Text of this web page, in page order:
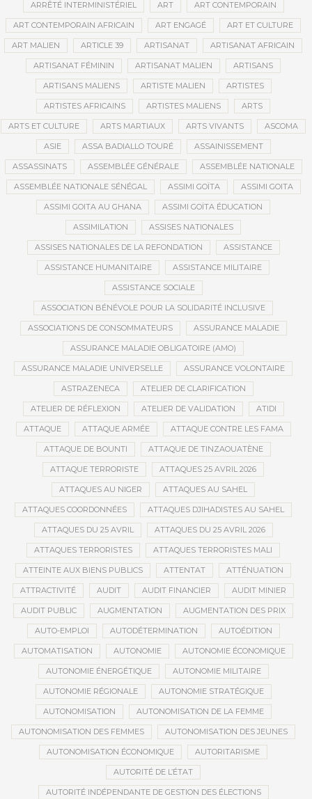
ARRÊTÉ INTERMINISTÉRIEL ART ART CONTEMPORAIN
ART CONTEMPORAIN AFRICAIN ART ENGAGÉ ART ET CULTURE
ART MALIEN ARTICLE 39 ARTISANAT ARTISANAT AFRICAIN
ARTISANAT FÉMININ ARTISANAT MALIEN ARTISANS
ARTISANS MALIENS ARTISTE MALIEN ARTISTES
ARTISTES AFRICAINS ARTISTES MALIENS ARTS
ARTS ET CULTURE ARTS MARTIAUX ARTS VIVANTS ASCOMA
ASIE ASSA BADIALLO TOURÉ ASSAINISSEMENT
ASSASSINATS ASSEMBLÉE GÉNÉRALE ASSEMBLÉE NATIONALE
ASSEMBLÉE NATIONALE SÉNÉGAL ASSIMI GOÏTA ASSIMI GOITA
ASSIMI GOITA AU GHANA ASSIMI GOÏTA ÉDUCATION
ASSIMILATION ASSISES NATIONALES
ASSISES NATIONALES DE LA REFONDATION ASSISTANCE
ASSISTANCE HUMANITAIRE ASSISTANCE MILITAIRE
ASSISTANCE SOCIALE
ASSOCIATION BÉNÉVOLE POUR LA SOLIDARITÉ INCLUSIVE
ASSOCIATIONS DE CONSOMMATEURS ASSURANCE MALADIE
ASSURANCE MALADIE OBLIGATOIRE (AMO)
ASSURANCE MALADIE UNIVERSELLE ASSURANCE VOLONTAIRE
ASTRAZENECA ATELIER DE CLARIFICATION
ATELIER DE RÉFLEXION ATELIER DE VALIDATION ATIDI
ATTAQUE ATTAQUE ARMÉE ATTAQUE CONTRE LES FAMA
ATTAQUE DE BOUNTI ATTAQUE DE TINZAOUATÈNE
ATTAQUE TERRORISTE ATTAQUES 25 AVRIL 2026
ATTAQUES AU NIGER ATTAQUES AU SAHEL
ATTAQUES COORDONNÉES ATTAQUES DJIHADISTES AU SAHEL
ATTAQUES DU 25 AVRIL ATTAQUES DU 25 AVRIL 2026
ATTAQUES TERRORISTES ATTAQUES TERRORISTES MALI
ATTEINTE AUX BIENS PUBLICS ATTENTAT ATTÉNUATION
ATTRACTIVITÉ AUDIT AUDIT FINANCIER AUDIT MINIER
AUDIT PUBLIC AUGMENTATION AUGMENTATION DES PRIX
AUTO-EMPLOI AUTODÉTERMINATION AUTOÉDITION
AUTOMATISATION AUTONOMIE AUTONOMIE ÉCONOMIQUE
AUTONOMIE ÉNERGÉTIQUE AUTONOMIE MILITAIRE
AUTONOMIE RÉGIONALE AUTONOMIE STRATÉGIQUE
AUTONOMISATION AUTONOMISATION DE LA FEMME
AUTONOMISATION DES FEMMES AUTONOMISATION DES JEUNES
AUTONOMISATION ÉCONOMIQUE AUTORITARISME
AUTORITÉ DE L’ÉTAT
AUTORITÉ INDÉPENDANTE DE GESTION DES ÉLECTIONS